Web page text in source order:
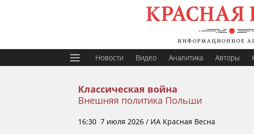
Новости Видео Аналитика Авторы
Классическая война
Внешняя политика Польши
16:30 7 июля 2026 / ИА Красная Весна